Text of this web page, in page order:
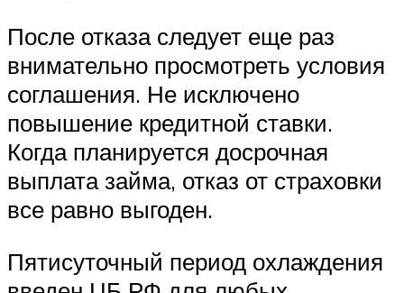
После отказа следует еще раз
внимательно просмотреть условия
соглашения. Не исключено
повышение кредитной ставки.
Когда планируется досрочная
выплата займа, отказ от страховки
все равно выгоден.
Пятисуточный период охлаждения